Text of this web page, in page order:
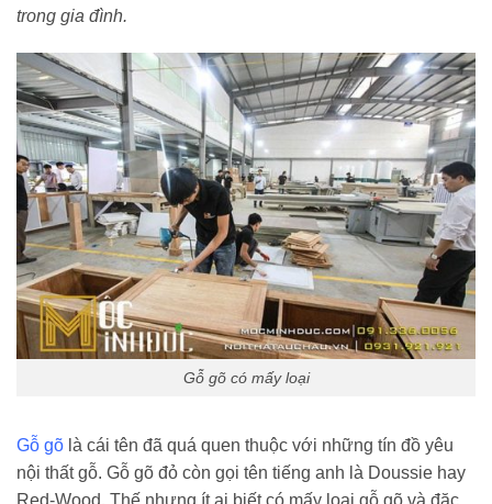
trong gia đình.
Gỗ gõ có mấy loại
Gỗ gõ là cái tên đã quá quen thuộc với những tín đồ yêu
nội thất gỗ. Gỗ gõ đỏ còn gọi tên tiếng anh là Doussie hay